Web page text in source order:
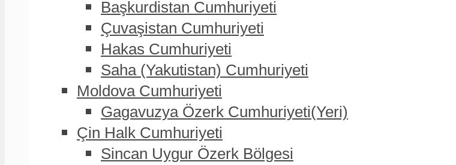
Başkurdistan Cumhuriyeti
Çuvaşistan Cumhuriyeti
Hakas Cumhuriyeti
Saha (Yakutistan) Cumhuriyeti
Moldova Cumhuriyeti
Gagavuzya Özerk Cumhuriyeti(Yeri)
Çin Halk Cumhuriyeti
Sincan Uygur Özerk Bölgesi